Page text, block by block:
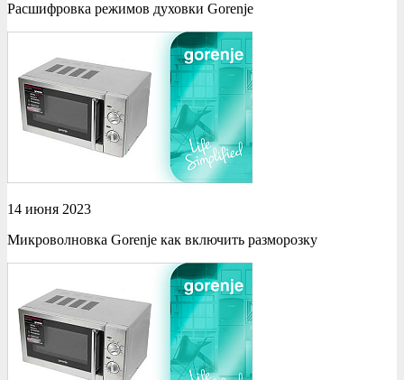
Расшифровка режимов духовки Gorenje
14 июня 2023
Микроволновка Gorenje как включить разморозку